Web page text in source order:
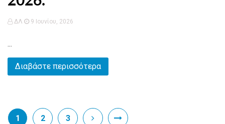
ΔΛ 9 Ιουνίου, 2026
...
Διαβάστε περισσότερα
1 2 3